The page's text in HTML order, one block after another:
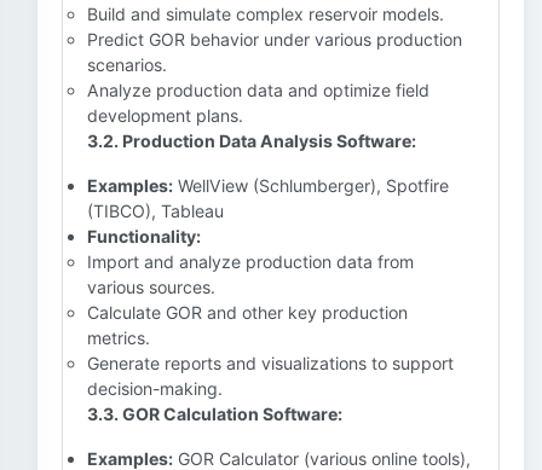
Build and simulate complex reservoir models.
Predict GOR behavior under various production
scenarios.
Analyze production data and optimize field
development plans.
3.2. Production Data Analysis Software:
Examples: WellView (Schlumberger), Spotfire
(TIBCO), Tableau
Functionality:
Import and analyze production data from
various sources.
Calculate GOR and other key production
metrics.
Generate reports and visualizations to support
decision-making.
3.3. GOR Calculation Software:
Examples: GOR Calculator (various online tools),